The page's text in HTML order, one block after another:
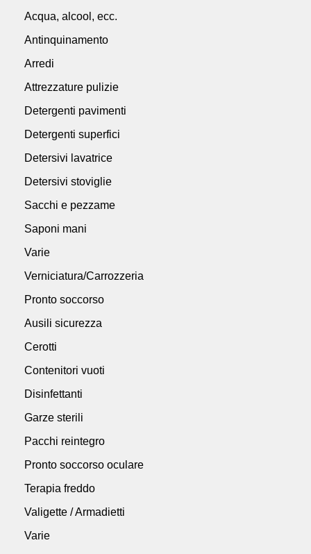
Acqua, alcool, ecc.
Antinquinamento
Arredi
Attrezzature pulizie
Detergenti pavimenti
Detergenti superfici
Detersivi lavatrice
Detersivi stoviglie
Sacchi e pezzame
Saponi mani
Varie
Verniciatura/Carrozzeria
Pronto soccorso
Ausili sicurezza
Cerotti
Contenitori vuoti
Disinfettanti
Garze sterili
Pacchi reintegro
Pronto soccorso oculare
Terapia freddo
Valigette / Armadietti
Varie